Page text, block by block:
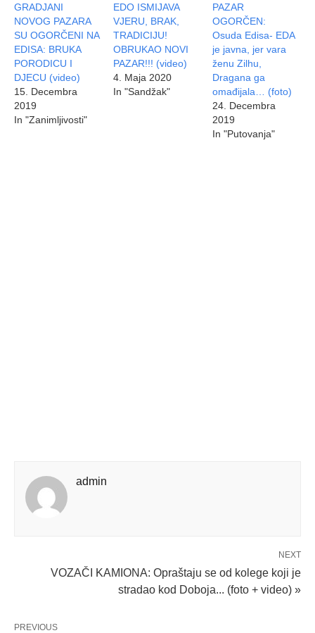
GRADJANI
NOVOG PAZARA
SU OGORČENI NA
EDISA: BRUKA
PORODICU I
DJECU (video)
15. Decembra
2019
In "Zanimljivosti"
EDO ISMIJAVA
VJERU, BRAK,
TRADICIJU!
OBRUKAO NOVI
PAZAR!!! (video)
4. Maja 2020
In "Sandžak"
PAZAR
OGORČEN:
Osuda Edisa- EDA
je javna, jer vara
ženu Zilhu,
Dragana ga
omađijala… (foto)
24. Decembra
2019
In "Putovanja"
admin
NEXT
VOZAČI KAMIONA: Opraštaju se od kolege koji je
stradao kod Doboja... (foto + video) »
PREVIOUS